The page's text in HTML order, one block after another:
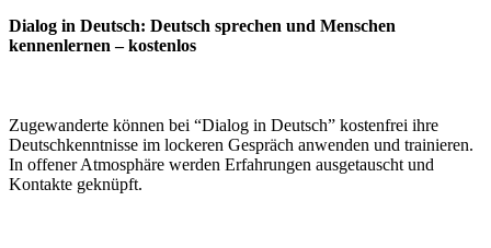
Dialog in Deutsch: Deutsch sprechen und Menschen
kennenlernen – kostenlos
Zugewanderte können bei “Dialog in Deutsch” kostenfrei ihre
Deutschkenntnisse im lockeren Gespräch anwenden und trainieren.
In offener Atmosphäre werden Erfahrungen ausgetauscht und
Kontakte geknüpft.